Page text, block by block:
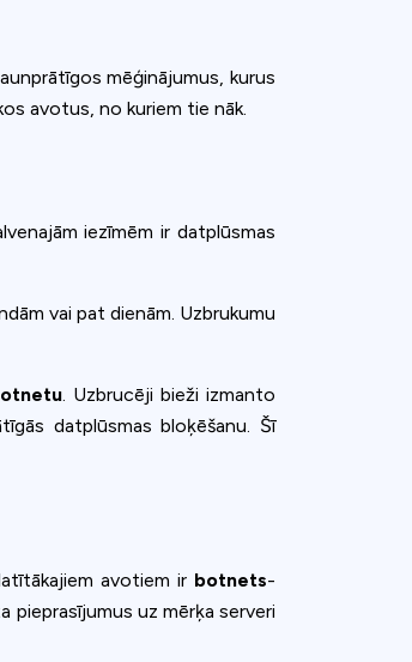
mēģinājumus, kurus
avotus, no kuriem tie nāk.
iezīmēm ir datplūsmas
vai pat dienām. Uzbrukumu
. Uzbrucēji bieži izmanto
datplūsmas bloķēšanu. Šī
avotiem ir botnets-
pieprasījumus uz mērķa serveri